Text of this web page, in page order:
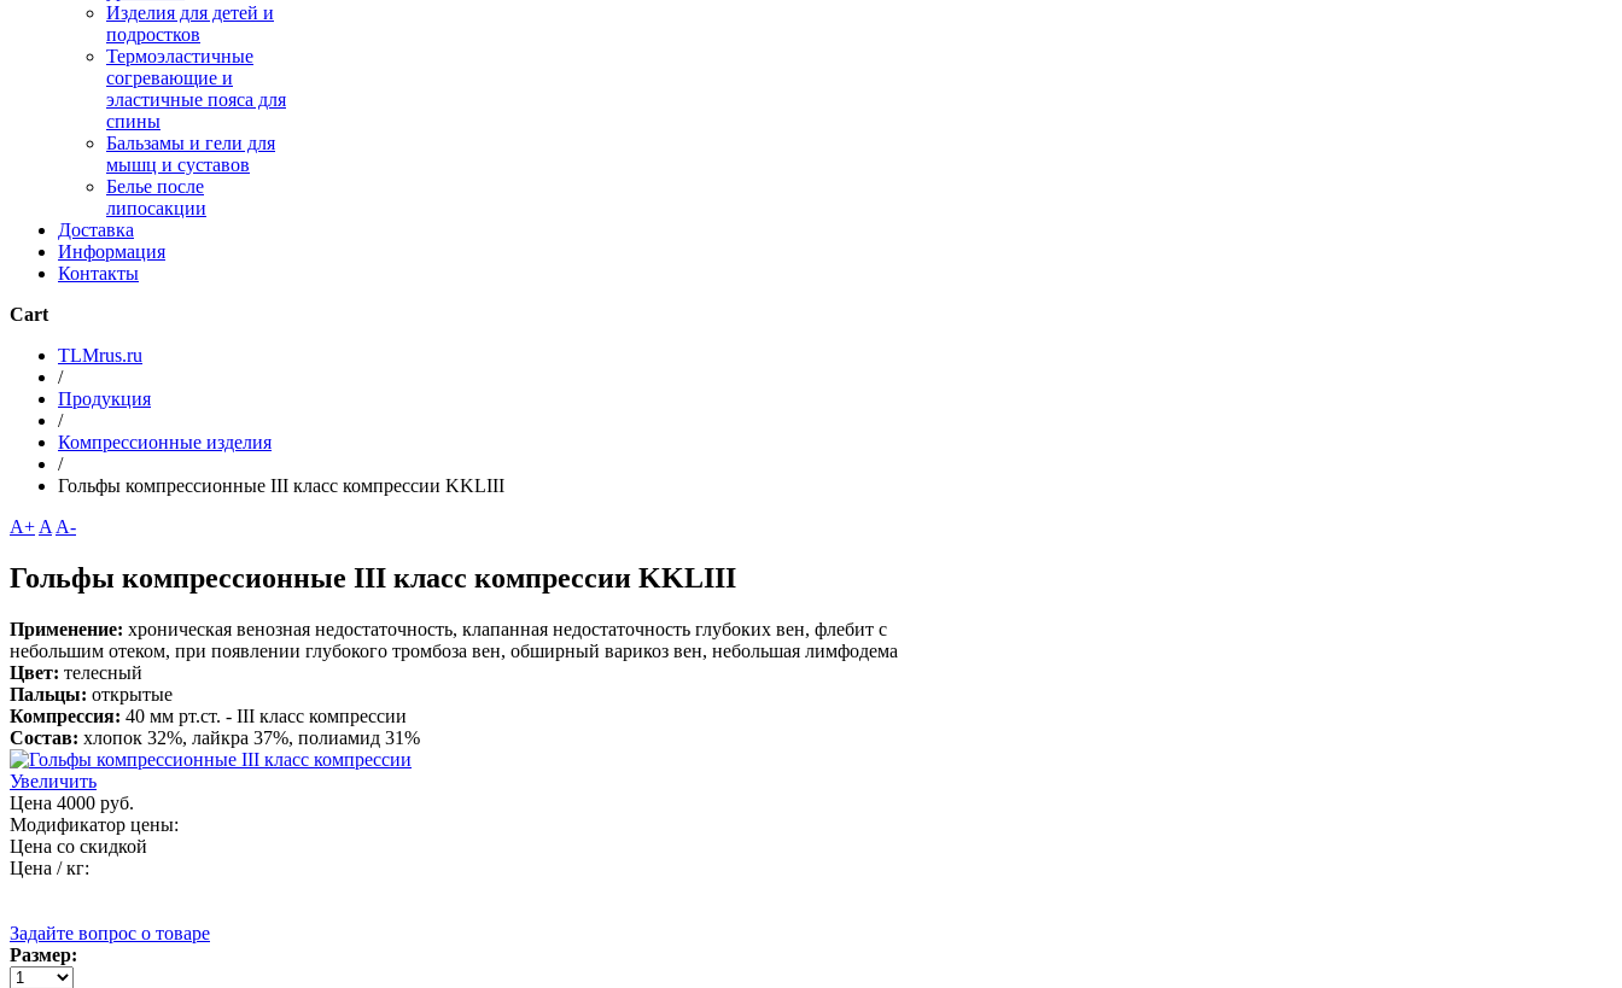
Изделия для детей и
подростков
Термоэластичные
согревающие и
эластичные пояса для
спины
Бальзамы и гели для
мышц и суставов
Белье после
липосакции
Доставка
Информация
Контакты
Cart
TLMrus.ru
/
Продукция
/
Компрессионные изделия
/
Гольфы компрессионные III класс компрессии KKLIII
A+ A A-
Гольфы компрессионные III класс компрессии KKLIII
Применение: хроническая венозная недостаточность, клапанная недостаточность глубоких вен, флебит с
небольшим отеком, при появлении глубокого тромбоза вен, обширный варикоз вен, небольшая лимфодема
Цвет: телесный
Пальцы: открытые
Компрессия: 40 мм рт.ст. - III класс компрессии
Состав: хлопок 32%, лайкра 37%, полиамид 31%
Увеличить
Цена 4000 руб.
Модификатор цены:
Цена со скидкой
Цена / кг:
Задайте вопрос о товаре
Размер: